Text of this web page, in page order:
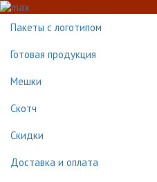
Пакеты с логотипом
Готовая продукция
Мешки
Скотч
Скидки
Доставка и оплата